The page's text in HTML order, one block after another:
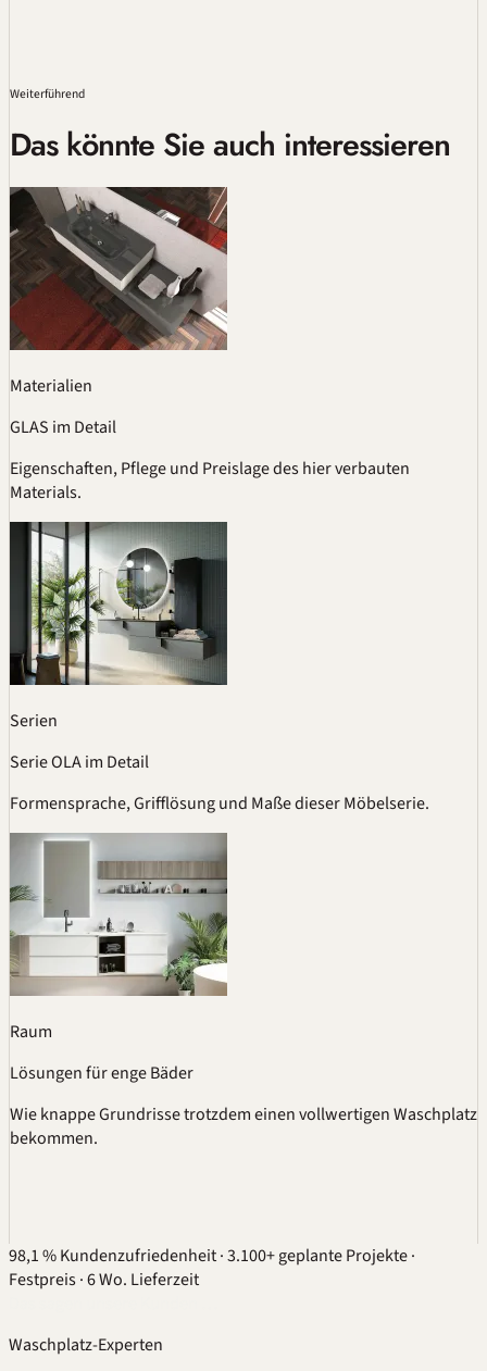
Weiterführend
Das könnte Sie auch interessieren
Materialien
GLAS im Detail
Eigenschaften, Pflege und Preislage des hier verbauten
Materials.
Serien
Serie OLA im Detail
Formensprache, Grifflösung und Maße dieser Möbelserie.
Raum
Lösungen für enge Bäder
Wie knappe Grundrisse trotzdem einen vollwertigen Waschplatz
bekommen.
98,1 % Kundenzufriedenheit·3.100+ geplante Projekte·
Festpreis·6 Wo. Lieferzeit
Waschplatz-Experten